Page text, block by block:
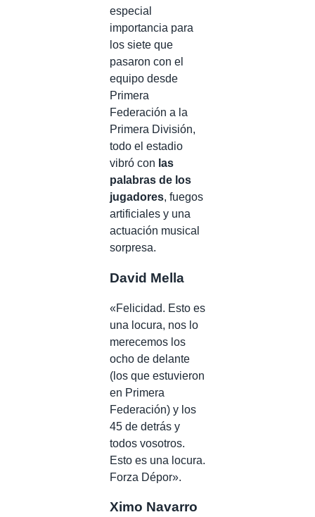
especial
importancia para
los siete que
pasaron con el
equipo desde
Primera
Federación a la
Primera División,
todo el estadio
vibró con las
palabras de los
jugadores, fuegos
artificiales y una
actuación musical
sorpresa.
David Mella
«Felicidad. Esto es
una locura, nos lo
merecemos los
ocho de delante
(los que estuvieron
en Primera
Federación) y los
45 de detrás y
todos vosotros.
Esto es una locura.
Forza Dépor».
Ximo Navarro